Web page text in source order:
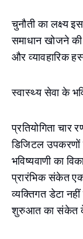
चुनौती का लक्ष्य
समाधान खोजने की
और व्यावहारिक
स्वास्थ्य सेवा के
प्रतियोगिता चार
डिजिटल
भविष्यवाणी का
प्रारंभिक संकेत
व्यक्तिगत डेटा
शुरुआत का संकेत